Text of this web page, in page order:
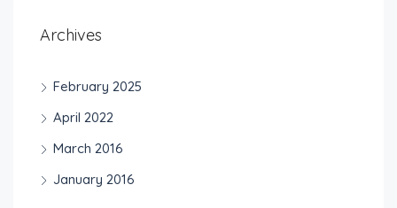
Archives
February 2025
April 2022
March 2016
January 2016